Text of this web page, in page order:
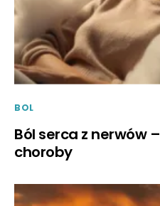
BOL
Ból serca z nerwów
choroby